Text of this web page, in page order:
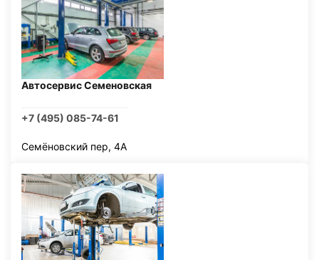
Автосервис Семеновская
+7 (495) 085-74-61
Семёновский пер, 4А